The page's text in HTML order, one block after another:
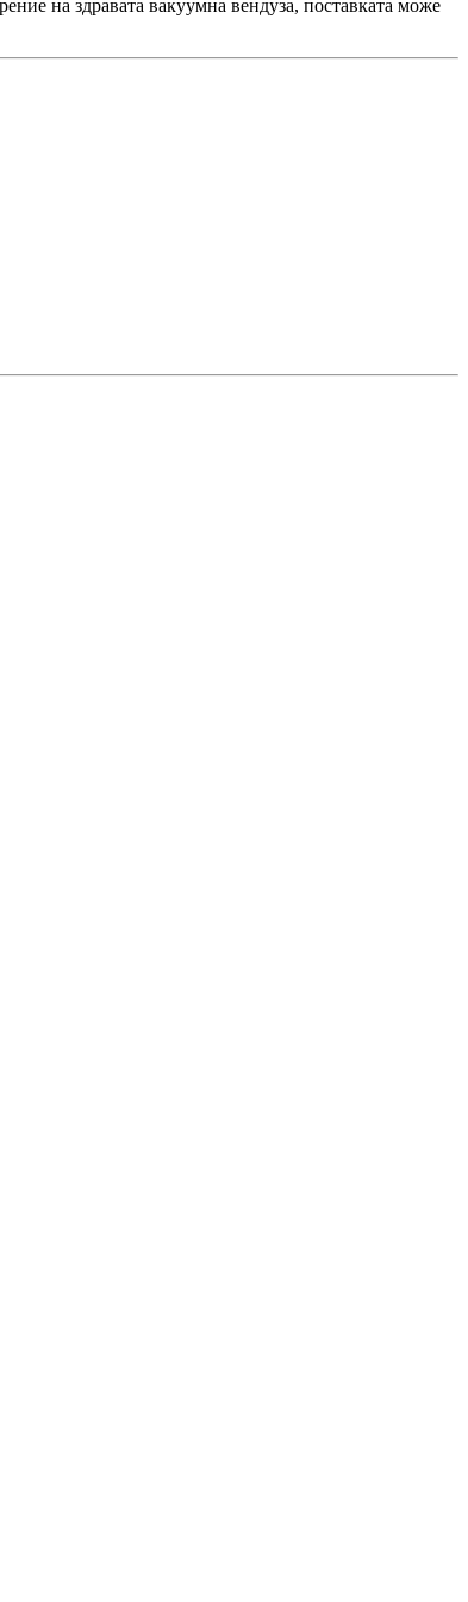
на здравата вакуумна вендуза, поставката може